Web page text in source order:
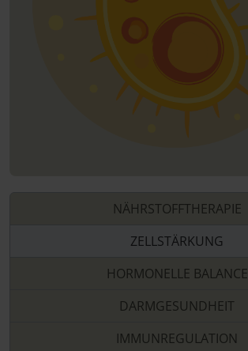
NÄHRSTOFFTHERAPIE
ZELLSTÄRKUNG
HORMONELLE BALANCE
DARMGESUNDHEIT
IMMUNREGULATION